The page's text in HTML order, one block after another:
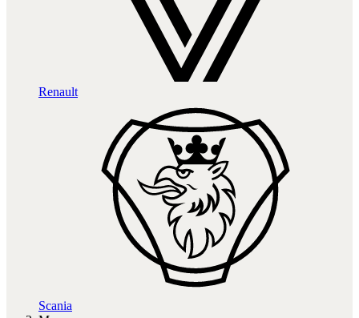
Renault
Scania